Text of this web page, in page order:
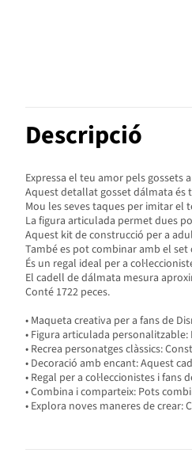
Descripció
Expressa el teu amor pels gossets
Aquest detallat gosset dálmata és
Mou les seves taques per imitar
La figura articulada permet dues
Aquest kit de construcció per a
També es pot combinar amb el
És un regal ideal per a
El cadell de dálmata mesura
Conté 1722 peces.
• Maqueta creativa per a fans de
• Figura articulada
• Recrea personatges clàssics:
• Decoració amb encant: Aquest
• Regal per a col·leccionistes i
• Combina i comparteix: Pots
• Explora noves maneres de